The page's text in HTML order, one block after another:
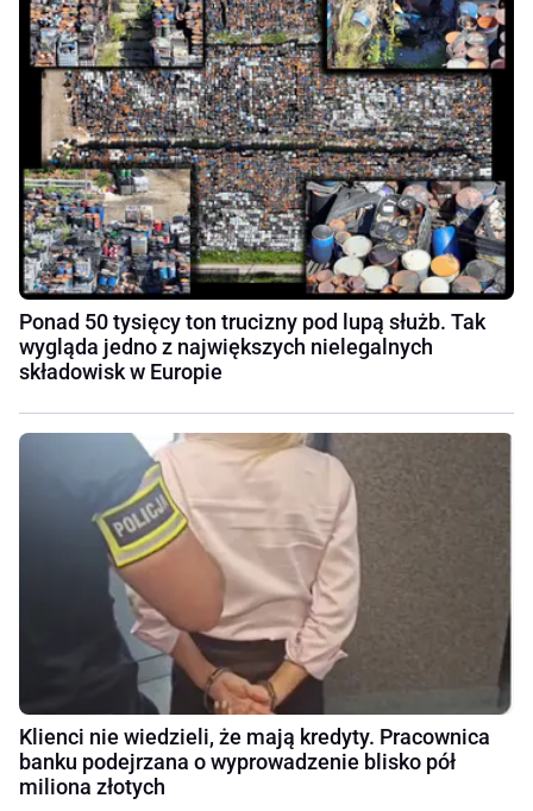
Ponad 50 tysięcy ton trucizny pod lupą służb. Tak
wygląda jedno z największych nielegalnych
składowisk w Europie
Klienci nie wiedzieli, że mają kredyty. Pracownica
banku podejrzana o wyprowadzenie blisko pół
miliona złotych